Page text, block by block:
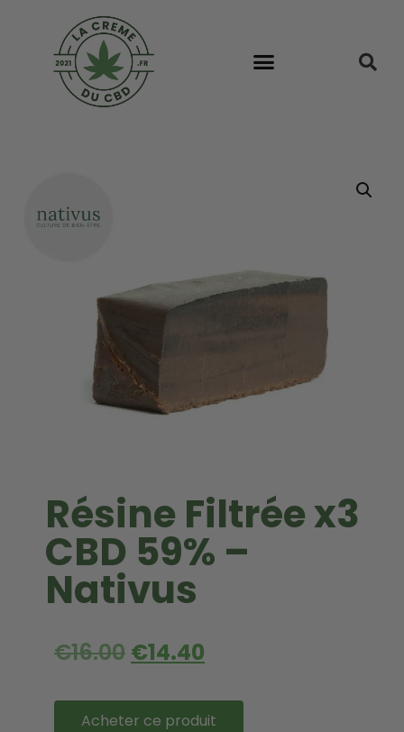
Résine Filtrée x3
CBD 59% –
Nativus
€16.00 €14.40
Acheter ce produit